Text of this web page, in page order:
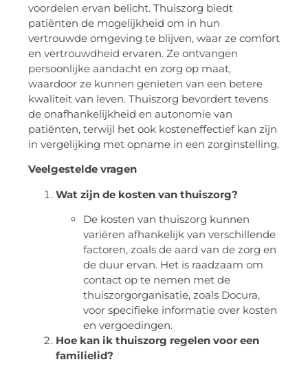
voordelen ervan belicht. Thuiszorg biedt
patiënten de mogelijkheid om in hun
vertrouwde omgeving te blijven, waar ze comfort
en vertrouwdheid ervaren. Ze ontvangen
persoonlijke aandacht en zorg op maat,
waardoor ze kunnen genieten van een betere
kwaliteit van leven. Thuiszorg bevordert tevens
de onafhankelijkheid en autonomie van
patiënten, terwijl het ook kosteneffectief kan zijn
in vergelijking met opname in een zorginstelling.
Veelgestelde vragen
Wat zijn de kosten van thuiszorg?
De kosten van thuiszorg kunnen
variëren afhankelijk van verschillende
factoren, zoals de aard van de zorg en
de duur ervan. Het is raadzaam om
contact op te nemen met de
thuiszorgorganisatie, zoals Docura,
voor specifieke informatie over kosten
en vergoedingen.
Hoe kan ik thuiszorg regelen voor een
familielid?